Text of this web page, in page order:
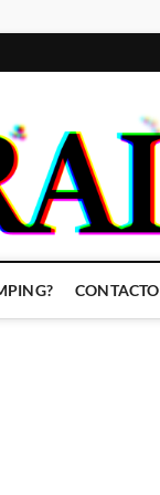
CONTACTO